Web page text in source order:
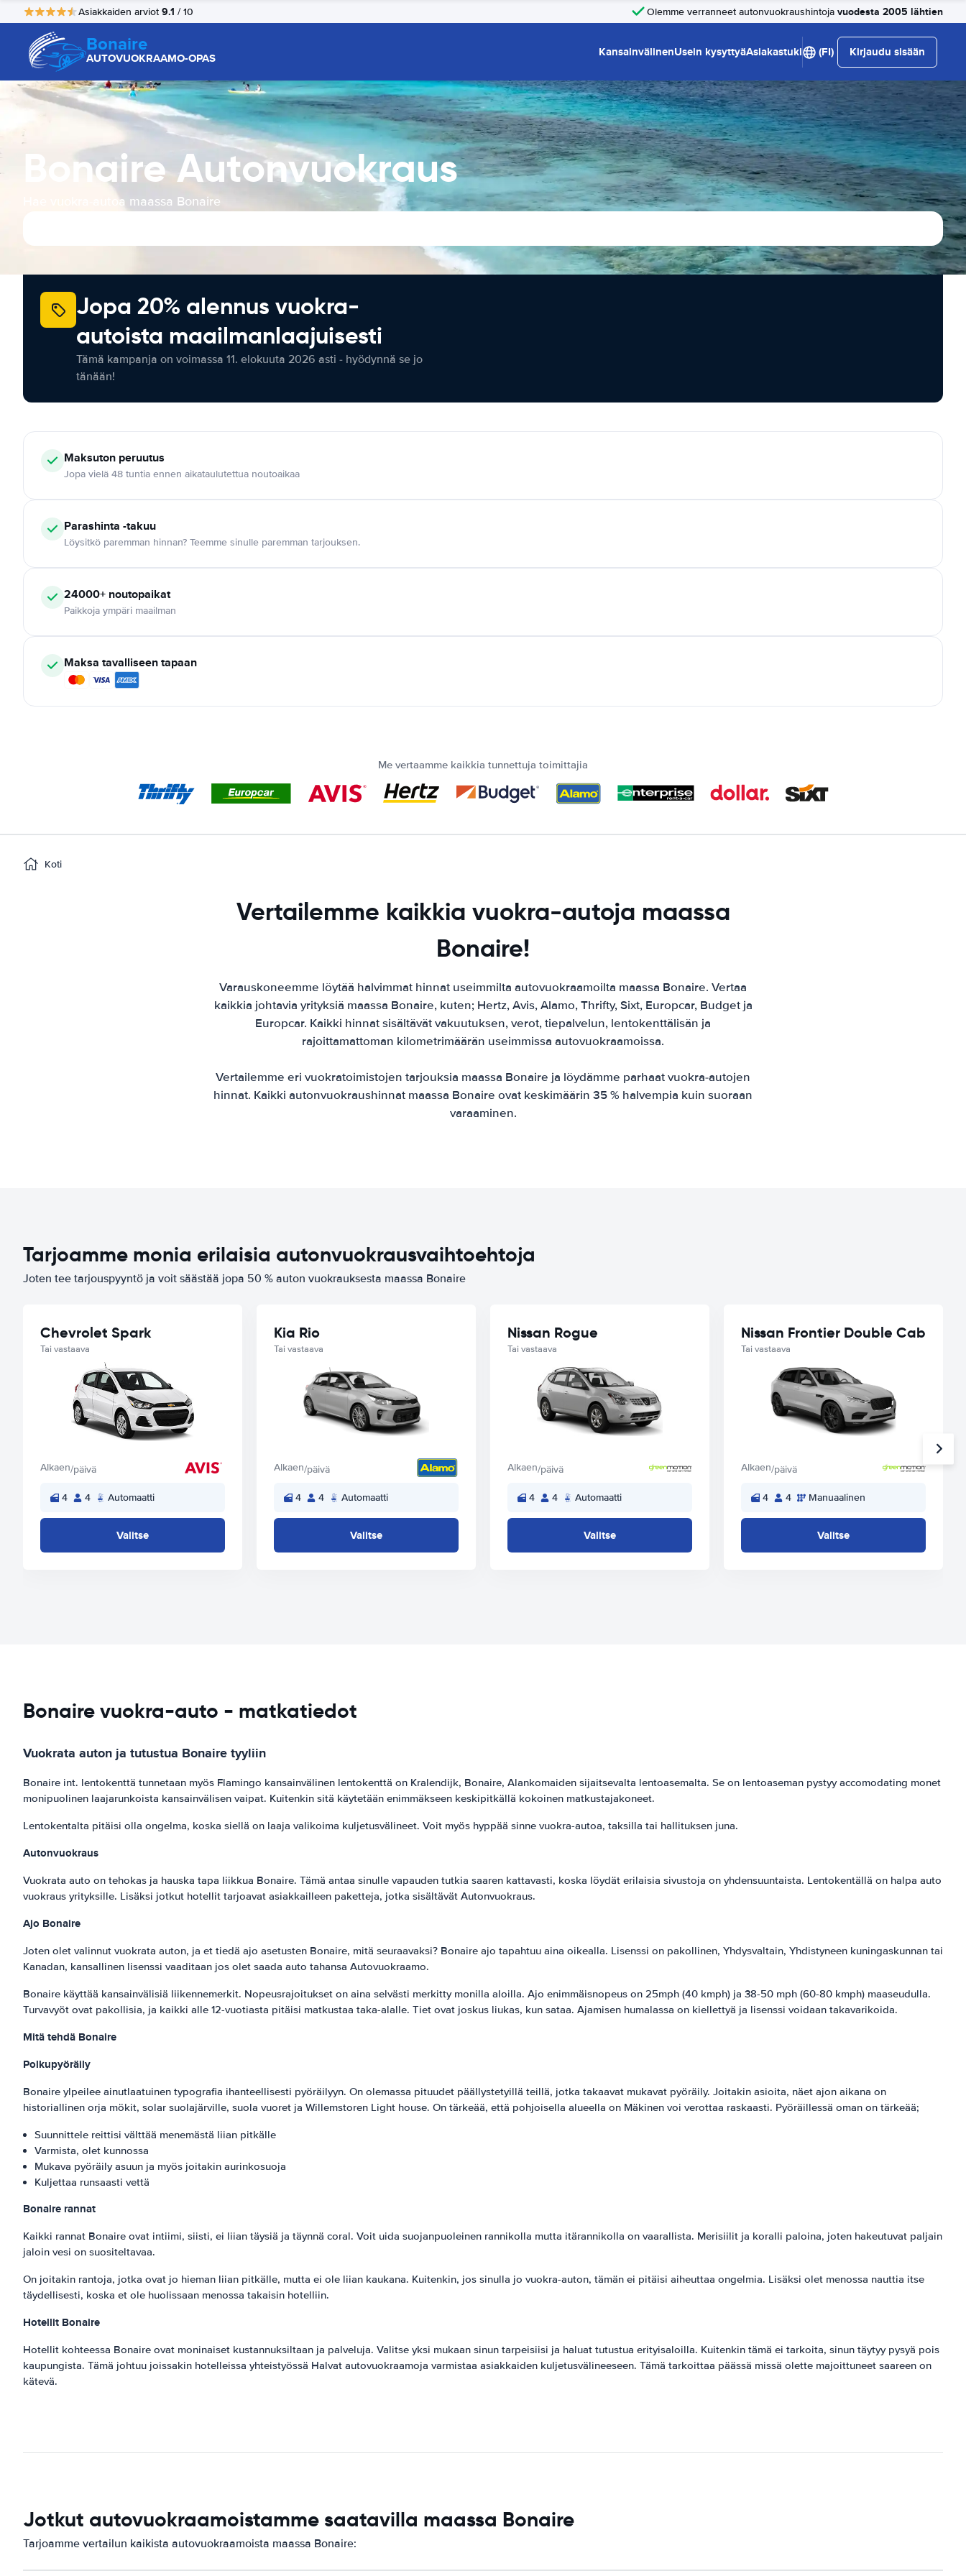
Asiakkaiden arviot 9.1 / 10 Olemme verranneet autonvuokraushintoja vuodesta 2005 lähtien
Bonaire
AUTOVUOKRAAMO-OPAS KansainvälinenUsein kysyttyäAsiakastuki (FI) Kirjaudu sisään
Bonaire Autonvuokraus
Hae vuokra-autoa maassa Bonaire
Jopa 20% alennus vuokra-
autoista maailmanlaajuisesti
Tämä kampanja on voimassa 11. elokuuta 2026 asti - hyödynnä se jo
tänään!
Maksuton peruutus
Jopa vielä 48 tuntia ennen aikataulutettua noutoaikaa
Parashinta -takuu
Löysitkö paremman hinnan? Teemme sinulle paremman tarjouksen.
24000+ noutopaikat
Paikkoja ympäri maailman
Maksa tavalliseen tapaan
Me vertaamme kaikkia tunnettuja toimittajia
Koti
Vertailemme kaikkia vuokra-autoja maassa
Bonaire!
Varauskoneemme löytää halvimmat hinnat useimmilta autovuokraamoilta maassa Bonaire. Vertaa
kaikkia johtavia yrityksiä maassa Bonaire, kuten; Hertz, Avis, Alamo, Thrifty, Sixt, Europcar, Budget ja
Europcar. Kaikki hinnat sisältävät vakuutuksen, verot, tiepalvelun, lentokenttälisän ja
rajoittamattoman kilometrimäärän useimmissa autovuokraamoissa.
Vertailemme eri vuokratoimistojen tarjouksia maassa Bonaire ja löydämme parhaat vuokra-autojen
hinnat. Kaikki autonvuokraushinnat maassa Bonaire ovat keskimäärin 35 % halvempia kuin suoraan
varaaminen.
Tarjoamme monia erilaisia autonvuokrausvaihtoehtoja
Joten tee tarjouspyyntö ja voit säästää jopa 50 % auton vuokrauksesta maassa Bonaire
Chevrolet Spark
Tai vastaava
Alkaen/päivä
4 4 Automaatti
Valitse
Kia Rio
Tai vastaava
Alkaen/päivä
4 4 Automaatti
Valitse
Nissan Rogue
Tai vastaava
Alkaen/päivä
4 4 Automaatti
Valitse
Nissan Frontier Double Cab
Tai vastaava
Alkaen/päivä
4 4 Manuaalinen
Valitse
Bonaire vuokra-auto - matkatiedot
Vuokrata auton ja tutustua Bonaire tyyliin
Bonaire int. lentokenttä tunnetaan myös Flamingo kansainvälinen lentokenttä on Kralendijk, Bonaire, Alankomaiden sijaitsevalta lentoasemalta. Se on lentoaseman pystyy accomodating monet
monipuolinen laajarunkoista kansainvälisen vaipat. Kuitenkin sitä käytetään enimmäkseen keskipitkällä kokoinen matkustajakoneet.
Lentokentalta pitäisi olla ongelma, koska siellä on laaja valikoima kuljetusvälineet. Voit myös hyppää sinne vuokra-autoa, taksilla tai hallituksen juna.
Autonvuokraus
Vuokrata auto on tehokas ja hauska tapa liikkua Bonaire. Tämä antaa sinulle vapauden tutkia saaren kattavasti, koska löydät erilaisia sivustoja on yhdensuuntaista. Lentokentällä on halpa auto
vuokraus yrityksille. Lisäksi jotkut hotellit tarjoavat asiakkailleen paketteja, jotka sisältävät Autonvuokraus.
Ajo Bonaire
Joten olet valinnut vuokrata auton, ja et tiedä ajo asetusten Bonaire, mitä seuraavaksi? Bonaire ajo tapahtuu aina oikealla. Lisenssi on pakollinen, Yhdysvaltain, Yhdistyneen kuningaskunnan tai
Kanadan, kansallinen lisenssi vaaditaan jos olet saada auto tahansa Autovuokraamo.
Bonaire käyttää kansainvälisiä liikennemerkit. Nopeusrajoitukset on aina selvästi merkitty monilla aloilla. Ajo enimmäisnopeus on 25mph (40 kmph) ja 38-50 mph (60-80 kmph) maaseudulla.
Turvavyöt ovat pakollisia, ja kaikki alle 12-vuotiasta pitäisi matkustaa taka-alalle. Tiet ovat joskus liukas, kun sataa. Ajamisen humalassa on kiellettyä ja lisenssi voidaan takavarikoida.
Mitä tehdä Bonaire
Polkupyöräily
Bonaire ylpeilee ainutlaatuinen typografia ihanteellisesti pyöräilyyn. On olemassa pituudet päällystetyillä teillä, jotka takaavat mukavat pyöräily. Joitakin asioita, näet ajon aikana on
historiallinen orja mökit, solar suolajärville, suola vuoret ja Willemstoren Light house. On tärkeää, että pohjoisella alueella on Mäkinen voi verottaa raskaasti. Pyöräillessä oman on tärkeää;
Suunnittele reittisi välttää menemästä liian pitkälle
Varmista, olet kunnossa
Mukava pyöräily asuun ja myös joitakin aurinkosuoja
Kuljettaa runsaasti vettä
Bonaire rannat
Kaikki rannat Bonaire ovat intiimi, siisti, ei liian täysiä ja täynnä coral. Voit uida suojanpuoleinen rannikolla mutta itärannikolla on vaarallista. Merisiilit ja koralli paloina, joten hakeutuvat paljain
jaloin vesi on suositeltavaa.
On joitakin rantoja, jotka ovat jo hieman liian pitkälle, mutta ei ole liian kaukana. Kuitenkin, jos sinulla jo vuokra-auton, tämän ei pitäisi aiheuttaa ongelmia. Lisäksi olet menossa nauttia itse
täydellisesti, koska et ole huolissaan menossa takaisin hotelliin.
Hotellit Bonaire
Hotellit kohteessa Bonaire ovat moninaiset kustannuksiltaan ja palveluja. Valitse yksi mukaan sinun tarpeisiisi ja haluat tutustua erityisaloilla. Kuitenkin tämä ei tarkoita, sinun täytyy pysyä pois
kaupungista. Tämä johtuu joissakin hotelleissa yhteistyössä Halvat autovuokraamoja varmistaa asiakkaiden kuljetusvälineeseen. Tämä tarkoittaa päässä missä olette majoittuneet saareen on
kätevä.
Jotkut autovuokraamoistamme saatavilla maassa Bonaire
Tarjoamme vertailun kaikista autovuokraamoista maassa Bonaire: